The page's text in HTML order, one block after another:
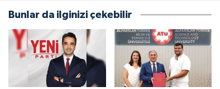
Bunlar da ilginizi çekebilir